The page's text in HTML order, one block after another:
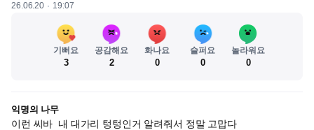
26.06.20 19:07
기뻐요
3
공감해요
2
화나요
0
슬퍼요
0
놀라워요
0
익명의 나무
이런 씨바  내 대가리 텅텅인거 알려줘서 정말 고맙다